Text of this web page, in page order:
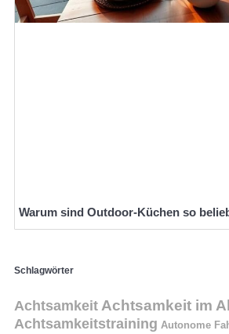
Warum sind Outdoor-Küchen so
Schlagwörter
Achtsamkeit Achtsamkeit im
Achtsamkeitstraining Autonome